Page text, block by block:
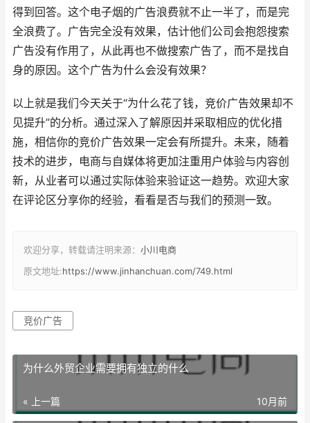
得到回答。这个电子烟的广告浪费就不止一半了，而是完
全浪费了。广告完全没有效果，估计他们公司会抱怨搜索
广告没有作用了，从此再也不做搜索广告了，而不是找自
身的原因。这个广告为什么会没有效果？
以上就是我们今天关于“为什么花了钱，竞价广告效果却不
见提升”的分析。通过深入了解原因并采取相应的优化措
施，相信你的竞价广告效果一定会有所提升。未来，随着
技术的进步，电商与自媒体将更加注重用户体验与内容创
新，从业者可以通过实际体验来验证这一趋势。欢迎大家
在评论区分享你的经验，看看是否与我们的预测一致。
欢迎分享，转载请注明来源： 小川电商
原文地址:https://www.jinhanchuan.com/749.html
竞价广告
为什么外贸企业需要拥有独立的什么
« 上一篇 10月前